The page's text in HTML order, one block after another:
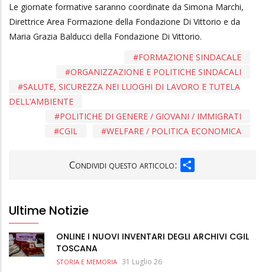
Le giornate formative saranno coordinate da Simona Marchi,
Direttrice Area Formazione della Fondazione Di Vittorio e da
Maria Grazia Balducci della Fondazione Di Vittorio.
FORMAZIONE SINDACALE
ORGANIZZAZIONE E POLITICHE SINDACALI
SALUTE, SICUREZZA NEI LUOGHI DI LAVORO E TUTELA
DELL’AMBIENTE
POLITICHE DI GENERE / GIOVANI / IMMIGRATI
WELFARE / POLITICA ECONOMICA
CGIL
Condividi questo articolo:
Ultime Notizie
ONLINE I NUOVI INVENTARI DEGLI ARCHIVI CGIL
TOSCANA
STORIA E MEMORIA 31 Luglio 26